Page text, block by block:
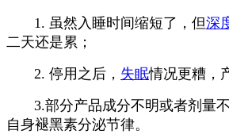
1. 虽然入睡时间缩短了，但深
二天还是累；
2. 停用之后， 失眠情况更糟，
3.部分产品成分不明或者剂量
自身褪黑素分泌节律。